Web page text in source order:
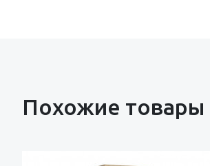
Похожие товары